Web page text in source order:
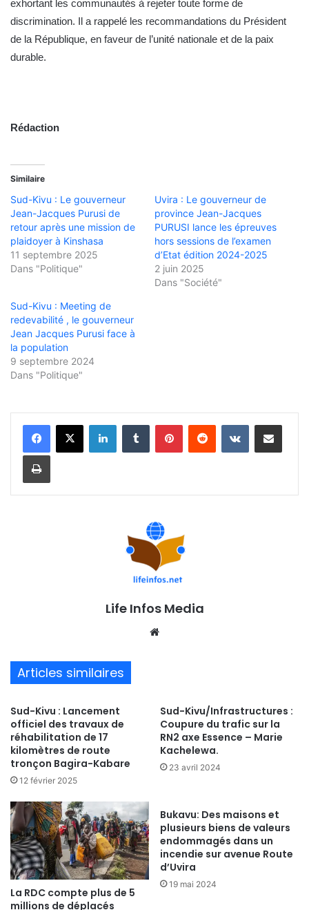
exhortant les communautés à rejeter toute forme de
discrimination. Il a rappelé les recommandations du Président
de la République, en faveur de l’unité nationale et de la paix
durable.
Rédaction
Similaire
Sud-Kivu : Le gouverneur
Jean-Jacques Purusi de
retour après une mission de
plaidoyer à Kinshasa
11 septembre 2025
Dans "Politique"
Uvira : Le gouverneur de
province Jean-Jacques
PURUSI lance les épreuves
hors sessions de l’examen
d’Etat édition 2024-2025
2 juin 2025
Dans "Société"
Sud-Kivu : Meeting de
redevabilité , le gouverneur
Jean Jacques Purusi face à
la population
9 septembre 2024
Dans "Politique"
Life Infos Media
Articles similaires
Sud-Kivu : Lancement
officiel des travaux de
réhabilitation de 17
kilomètres de route
tronçon Bagira-Kabare
12 février 2025
Sud-Kivu/Infrastructures :
Coupure du trafic sur la
RN2 axe Essence – Marie
Kachelewa.
23 avril 2024
La RDC compte plus de 5
millions de déplacés
Bukavu: Des maisons et
plusieurs biens de valeurs
endommagés dans un
incendie sur avenue Route
d’Uvira
19 mai 2024